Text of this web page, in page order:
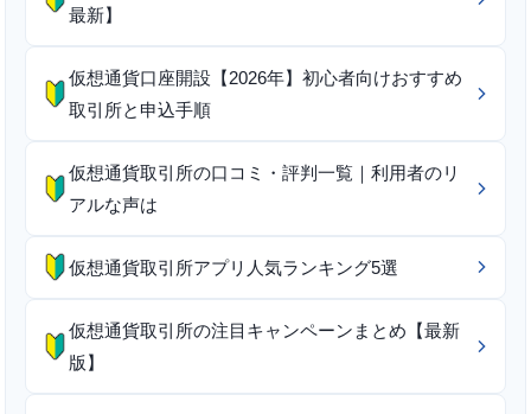
最新】
仮想通貨口座開設【2026年】初心者向けおすすめ
取引所と申込手順
仮想通貨取引所の口コミ・評判一覧｜利用者のリ
アルな声は
仮想通貨取引所アプリ人気ランキング5選
仮想通貨取引所の注目キャンペーンまとめ【最新
版】